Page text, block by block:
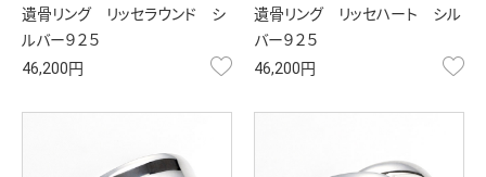
遺骨リング リッセラウンド シ
ルバー９２５
46,200円
お気に入り
遺骨リング リッセハート シル
バー９２５
46,200円